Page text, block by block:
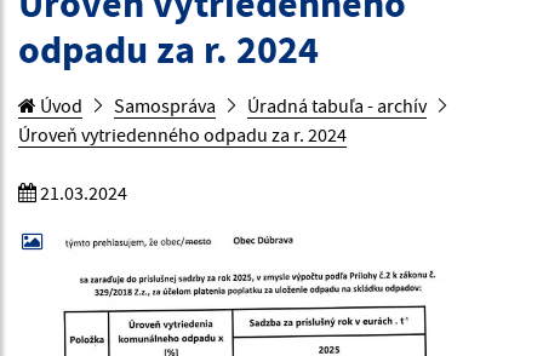
odpadu za r. 2024
Úvod Samospráva
Úradná tabuľa - archív
Úroveň vytriedenného odpadu za r. 2024
21.03.2024